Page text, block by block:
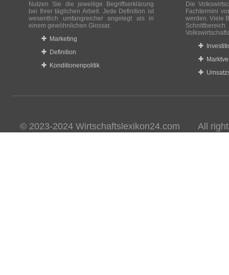
Nutzen Sie die jeweilige Begriffserklärung
bei Ihrer täglichen Arbeit. Jede Definition ist
wesentlich umfangreicher angelegt als in
einem gewöhnlichen Glossar.
Marketing
Definition
Konditionenpolitik
Die
Fachtermini
werden. Viele
© 2023-2024 Wirtschaftslexikon24.com All